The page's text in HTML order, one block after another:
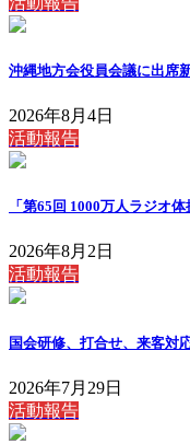
沖縄地方会役員会議に出席
2026年8月4日
活動報告
「第65回 1000万人ラジオ
2026年8月2日
活動報告
国会研修、打合せ、来客対
2026年7月29日
活動報告